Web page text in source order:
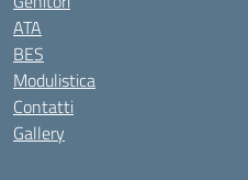
ATA
BES
Modulistica
Contatti
Gallery